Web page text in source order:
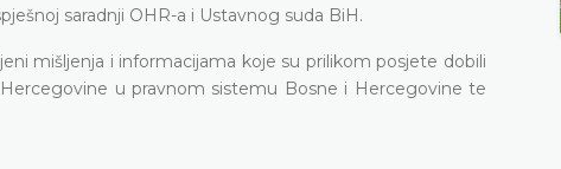
saradnji OHR-a i Ustavnog suda BiH.
mišljenja i informacijama koje su prilikom posjete dobili
u pravnom sistemu Bosne i Hercegovine te